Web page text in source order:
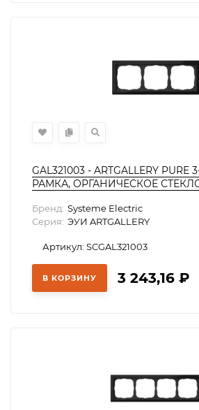
GAL321003 - ARTGALLERY PURE
РАМКА, ОРГАНИЧЕСКОЕ
Бренд: Systeme Electric
Серия: ЭУИ ARTGALLERY
Артикул: SCGAL321003
В КОРЗИНУ 3 243,16 ₽